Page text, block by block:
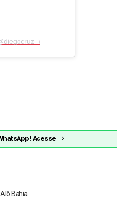
Acesse
Bahia